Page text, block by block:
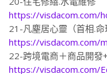
https://visdacom.com/
21-凡塵居心靈（首相.命
https://visdacom.com/
22-跨境電商＋商品開發
https://visdacom.com/